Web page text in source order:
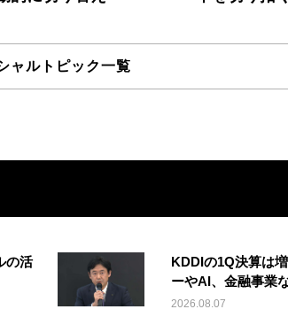
ャルトピック一覧
の活
KDDIの1Q決算は
ーやAI、金融事業
2026.08.07